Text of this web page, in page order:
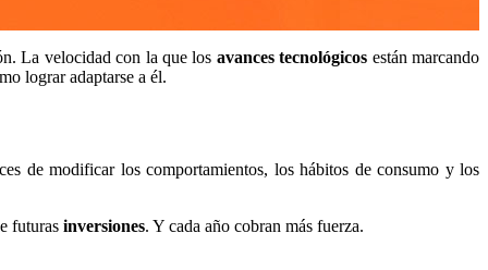
La velocidad con la que los avances tecnológicos están marcando
lograr adaptarse a él.
de modificar los comportamientos, los hábitos de consumo y los
futuras inversiones. Y cada año cobran más fuerza.